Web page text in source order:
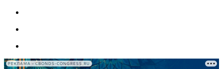
РЕКЛАМА • CBONDS-CONGRESS.RU